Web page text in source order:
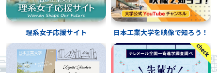
理系女子応援サイト 日本工業大学を映像で知ろう！